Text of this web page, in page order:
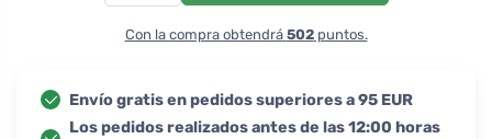
Con la compra obtendrá 502puntos.
Envío gratis en pedidos superiores a 95 EUR
Los pedidos realizados antes de las 12:00 horas